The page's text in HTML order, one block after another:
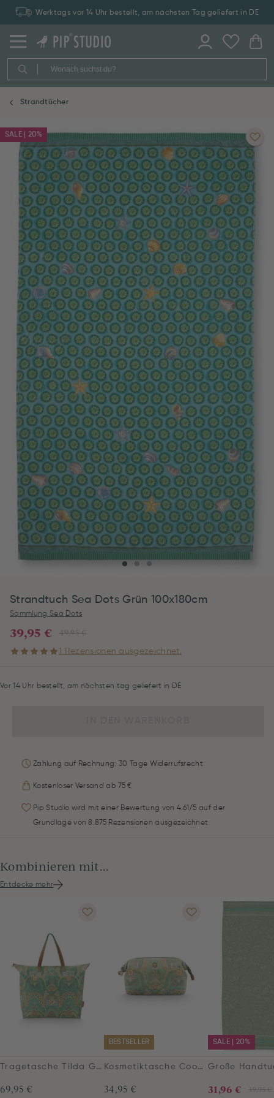
Werktags vor 14 Uhr bestellt, am nächsten Tag geliefert in DE
Strandtücher
SALE | 20%
Strandtuch Sea Dots Grün 100x180cm
Sammlung Sea Dots
49,95 €
39,95 €
1 Rezensionen ausgezeichnet.
Vor 14 Uhr bestellt, am nächsten tag geliefert in DE
Zahlung auf Rechnung: 30 Tage Widerrufsrecht
Kostenloser Versand ab 75 €
Pip Studio wird mit einer Bewertung von 4.61/5 auf der
Grundlage von 8.875 Rezensionen ausgezeichnet
Kombinieren mit...
Entdecke mehr
Tragetasche Tilda Groß Jabali Grün
69,95 €
BESTSELLER
Kosmetiktasche Cooper Mittelgroß Jabali Grün
34,95 €
SALE | 20%
39,95 €
31,96 €